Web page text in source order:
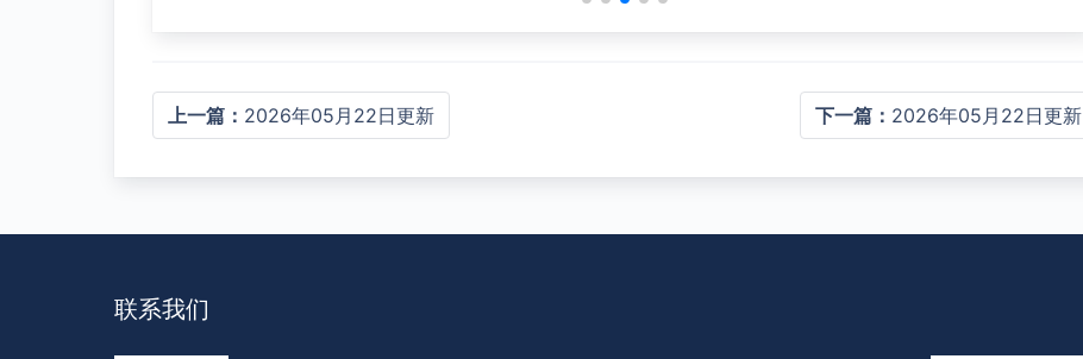
上一篇： 2026年05月22日更新 下一篇： 2026年05月22日更新
联系我们